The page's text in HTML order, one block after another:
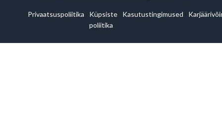
Privaatsuspoliitika
Küpsiste
poliitika
Kasutustingimused